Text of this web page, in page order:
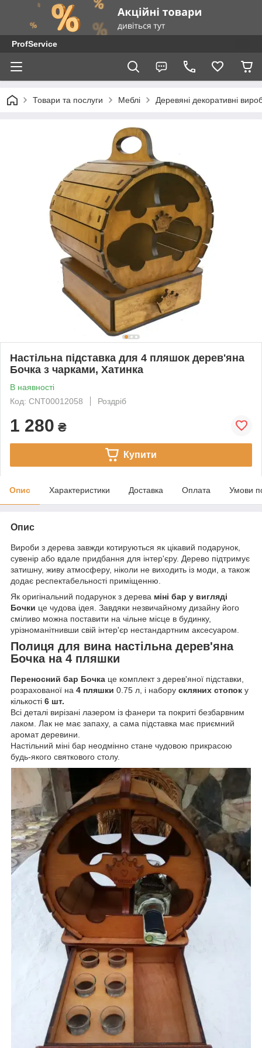
ProfService
Товари та послуги Меблі Деревяні декоративні
Настільна підставка для 4 пляшок дерев'яна
Бочка з чарками, Хатинка
В наявності
Код: CNT00012058
Роздріб
1 280 ₴
Купити
Опис Характеристики Доставка Оплата Умови
Опис
Вироби з дерева завжди котируються як цікавий подарунок,
сувенір або вдале придбання для інтер'єру. Дерево підтримує
затишну, живу атмосферу, ніколи не виходить із моди, а також
додає респектабельності приміщенню.
Як оригінальний подарунок з дерева міні бар у вигляді
Бочки це чудова ідея. Завдяки незвичайному дизайну його
сміливо можна поставити на чільне місце в будинку,
урізноманітнивши свій інтер'єр нестандартним аксесуаром.
Полиця для вина настільна дерев'яна
Бочка на 4 пляшки
Переносний бар Бочка це комплект з дерев'яної підставки,
розрахованої на 4 пляшки 0.75 л, і набору скляних стопок у
кількості 6 шт.
Всі деталі вирізані лазером із фанери та покриті безбарвним
лаком. Лак не має запаху, а сама підставка має приємний
аромат деревини.
Настільний міні бар неодмінно стане чудовою прикрасою
будь-якого святкового столу.